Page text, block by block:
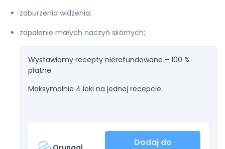
zaburzenia widzenia;
zapalenie małych naczyń skórnych;
Wystawiamy recepty nierefundowane – 100 %
płatne.
Maksymalnie 4 leki na jednej recepcie.
Dodaj do